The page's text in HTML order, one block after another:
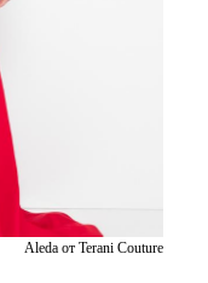
Aleda от Terani Couture